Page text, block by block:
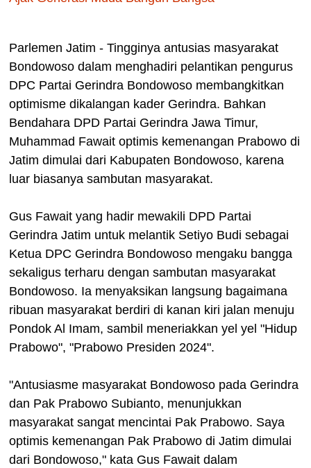
Parlemen Jatim - Tingginya antusias masyarakat
Bondowoso dalam menghadiri pelantikan pengurus
DPC Partai Gerindra Bondowoso membangkitkan
optimisme dikalangan kader Gerindra. Bahkan
Bendahara DPD Partai Gerindra Jawa Timur,
Muhammad Fawait optimis kemenangan Prabowo di
Jatim dimulai dari Kabupaten Bondowoso, karena
luar biasanya sambutan masyarakat.
Gus Fawait yang hadir mewakili DPD Partai
Gerindra Jatim untuk melantik Setiyo Budi sebagai
Ketua DPC Gerindra Bondowoso mengaku bangga
sekaligus terharu dengan sambutan masyarakat
Bondowoso. Ia menyaksikan langsung bagaimana
ribuan masyarakat berdiri di kanan kiri jalan menuju
Pondok Al Imam, sambil meneriakkan yel yel "Hidup
Prabowo", "Prabowo Presiden 2024".
"Antusiasme masyarakat Bondowoso pada Gerindra
dan Pak Prabowo Subianto, menunjukkan
masyarakat sangat mencintai Pak Prabowo. Saya
optimis kemenangan Pak Prabowo di Jatim dimulai
dari Bondowoso," kata Gus Fawait dalam